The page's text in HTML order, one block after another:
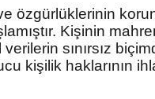
özgürlüklerinin
Kişinin
sınırsız
kişilik haklarının